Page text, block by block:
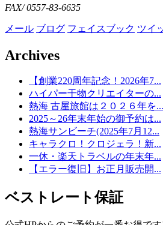
FAX/ 0557-83-6635
メール ブログ フェイスブック ツイ
Archives
【創業220周年記念！2026年7...
ハイパー干物クリエイターの...
熱海 古屋旅館は２０２６年を...
2025～26年末年始の御予約は...
熱海サンビーチ(2025年7月12...
キャラクロ！クロジェラ！新...
一休・楽天トラベルの年末年...
【エラー復旧】お正月販売開...
ベストレート保証